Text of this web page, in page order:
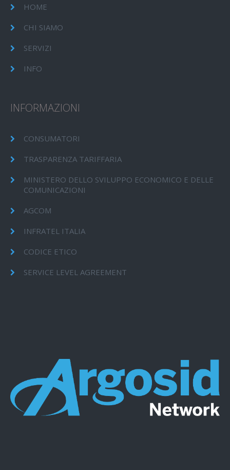
HOME
CHI SIAMO
SERVIZI
INFO
INFORMAZIONI
CONSUMATORI
TRASPARENZA TARIFFARIA
MINISTERO DELLO SVILUPPO ECONOMICO E DELLE
COMUNICAZIONI
AGCOM
INFRATEL ITALIA
CODICE ETICO
SERVICE LEVEL AGREEMENT